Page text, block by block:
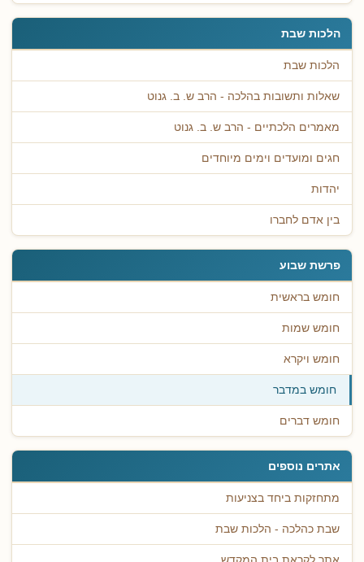
הלכות שבת
הלכות שבת
שאלות ותשובות בהלכה - הרב ש. ב. גנוט
מאמרים הלכתיים - הרב ש. ב. גנוט
חגים ומועדים וימים מיוחדים
יהדות
בין אדם לחברו
פרשת שבוע
חומש בראשית
חומש שמות
חומש ויקרא
חומש במדבר
חומש דברים
אתרים נוספים
מתחזקות ביחד בצניעות
שבת כהלכה - הלכות שבת